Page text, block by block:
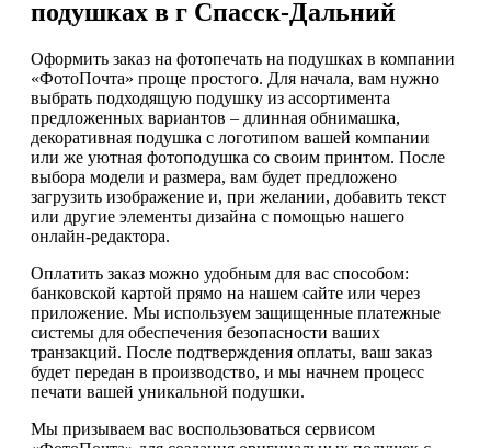
подушках в г Спасск-Дальний
Оформить заказ на фотопечать на подушках в компании
«ФотоПочта» проще простого. Для начала, вам нужно
выбрать подходящую подушку из ассортимента
предложенных вариантов – длинная обнимашка,
декоративная подушка с логотипом вашей компании
или же уютная фотоподушка со своим принтом. После
выбора модели и размера, вам будет предложено
загрузить изображение и, при желании, добавить текст
или другие элементы дизайна с помощью нашего
онлайн-редактора.
Оплатить заказ можно удобным для вас способом:
банковской картой прямо на нашем сайте или через
приложение. Мы используем защищенные платежные
системы для обеспечения безопасности ваших
транзакций. После подтверждения оплаты, ваш заказ
будет передан в производство, и мы начнем процесс
печати вашей уникальной подушки.
Мы призываем вас воспользоваться сервисом